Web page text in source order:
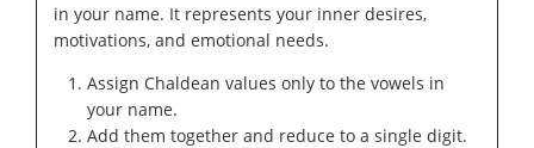
in your name. It represents your inner desires,
motivations, and emotional needs.
Assign Chaldean values only to the vowels in
your name.
Add them together and reduce to a single digit.